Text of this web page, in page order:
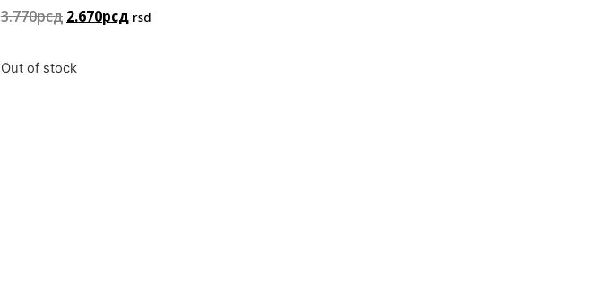
3.770рсд 2.670рсд rsd
Out of stock